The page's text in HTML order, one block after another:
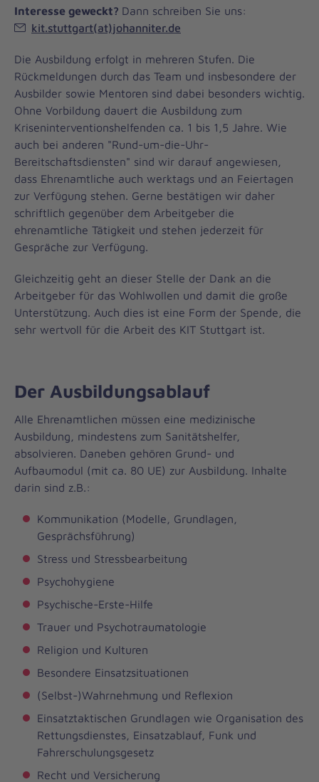
Interesse geweckt? Dann schreiben Sie uns:
kit.stuttgart(at)johanniter.de
Die Ausbildung erfolgt in mehreren Stufen. Die
Rückmeldungen durch das Team und insbesondere der
Ausbilder sowie Mentoren sind dabei besonders wichtig.
Ohne Vorbildung dauert die Ausbildung zum
Kriseninterventionshelfenden ca. 1 bis 1,5 Jahre. Wie
auch bei anderen "Rund-um-die-Uhr-
Bereitschaftsdiensten" sind wir darauf angewiesen,
dass Ehrenamtliche auch werktags und an Feiertagen
zur Verfügung stehen. Gerne bestätigen wir daher
schriftlich gegenüber dem Arbeitgeber die
ehrenamtliche Tätigkeit und stehen jederzeit für
Gespräche zur Verfügung.
Gleichzeitig geht an dieser Stelle der Dank an die
Arbeitgeber für das Wohlwollen und damit die große
Unterstützung. Auch dies ist eine Form der Spende, die
sehr wertvoll für die Arbeit des KIT Stuttgart ist.
Der Ausbildungsablauf
Alle Ehrenamtlichen müssen eine medizinische
Ausbildung, mindestens zum Sanitätshelfer,
absolvieren. Daneben gehören Grund- und
Aufbaumodul (mit ca. 80 UE) zur Ausbildung. Inhalte
darin sind z.B.:
Kommunikation (Modelle, Grundlagen,
Gesprächsführung)
Stress und Stressbearbeitung
Psychohygiene
Psychische-Erste-Hilfe
Trauer und Psychotraumatologie
Religion und Kulturen
Besondere Einsatzsituationen
(Selbst-)Wahrnehmung und Reflexion
Einsatztaktischen Grundlagen wie Organisation des
Rettungsdienstes, Einsatzablauf, Funk und
Fahrerschulungsgesetz
Recht und Versicherung